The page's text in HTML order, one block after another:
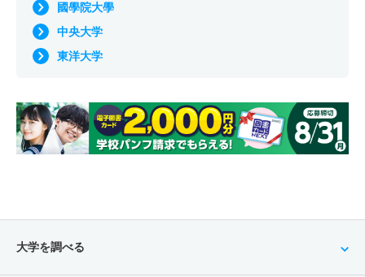
國學院大學
中央大学
東洋大学
大学を調べる